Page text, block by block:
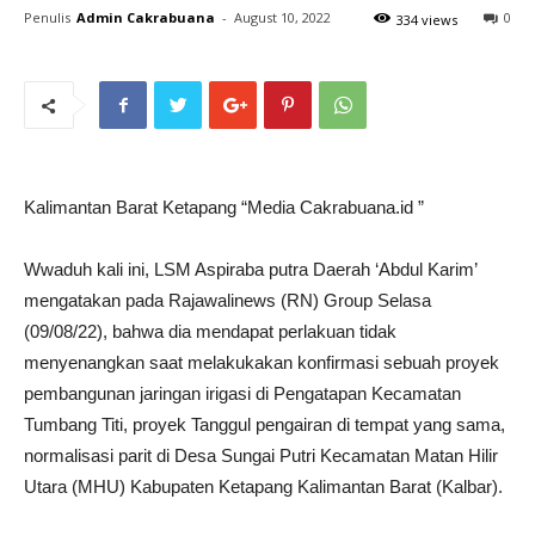
Penulis Admin Cakrabuana - August 10, 2022 0
334 views
Kalimantan Barat Ketapang “Media Cakrabuana.id ”
Wwaduh kali ini, LSM Aspiraba putra Daerah ‘Abdul Karim’
mengatakan pada Rajawalinews (RN) Group Selasa
(09/08/22), bahwa dia mendapat perlakuan tidak
menyenangkan saat melakukakan konfirmasi sebuah proyek
pembangunan jaringan irigasi di Pengatapan Kecamatan
Tumbang Titi, proyek Tanggul pengairan di tempat yang sama,
normalisasi parit di Desa Sungai Putri Kecamatan Matan Hilir
Utara (MHU) Kabupaten Ketapang Kalimantan Barat (Kalbar).